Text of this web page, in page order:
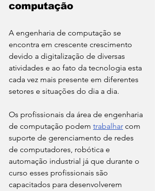
computação
A engenharia de computação se
encontra em crescente crescimento
devido a digitalização de diversas
atividades e ao fato da tecnologia esta
cada vez mais presente em diferentes
setores e situações do dia a dia.
Os profissionais da área de engenharia
de computação podem trabalhar com
suporte de gerenciamento de redes
de computadores, robótica e
automação industrial já que durante o
curso esses profissionais são
capacitados para desenvolverem